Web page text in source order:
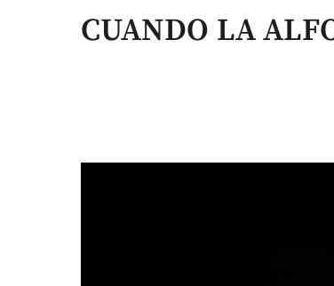
CUANDO LA